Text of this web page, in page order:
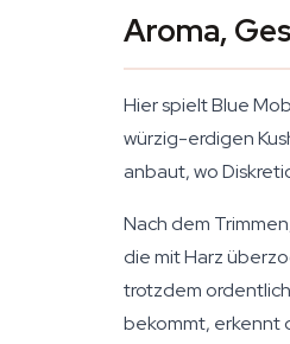
Aroma,
Hier spielt Blue
würzig-erdigen
anbaut, wo
Nach dem
die mit Harz
trotzdem
bekommt, erkennt